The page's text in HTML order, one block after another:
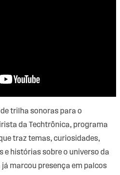
trilha sonoras para o
da Techtrônica, programa
traz temas, curiosidades,
histórias sobre o universo da
marcou presença em palcos